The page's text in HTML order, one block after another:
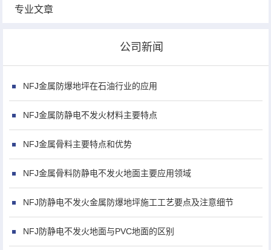
专业文章
公司新闻
NFJ金属防爆地坪在石油行业的应用
NFJ金属防静电不发火材料主要特点
NFJ金属骨料主要特点和优势
NFJ金属骨料防静电不发火地面主要应用领域
NFJ防静电不发火金属防爆地坪施工工艺要点及注意细节
NFJ防静电不发火地面与PVC地面的区别